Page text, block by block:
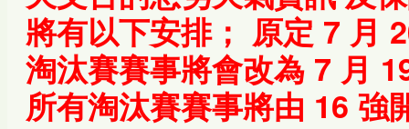
將有以下安排； 原定 7 月
淘汰賽賽事將會改為 7 月
所有淘汰賽賽事將由 16 強